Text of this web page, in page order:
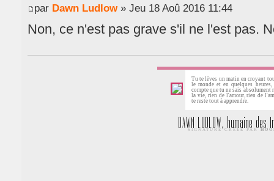
par Dawn Ludlow» Jeu 18 Aoû 2016 11:44
Non, ce n'est pas grave s'il ne l'est pas.